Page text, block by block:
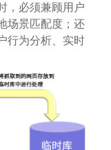
，必须兼顾用户
场景匹配度；还
行为分析、实时